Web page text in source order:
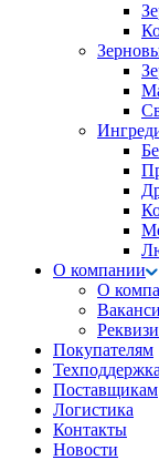
О компании
О
Покупателям
Техподдержка
Поставщикам
Логистика
Контакты
Новости